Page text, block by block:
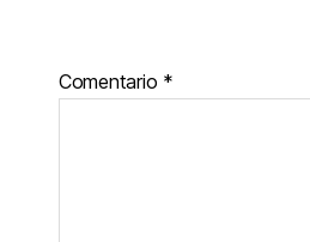
Comentario *